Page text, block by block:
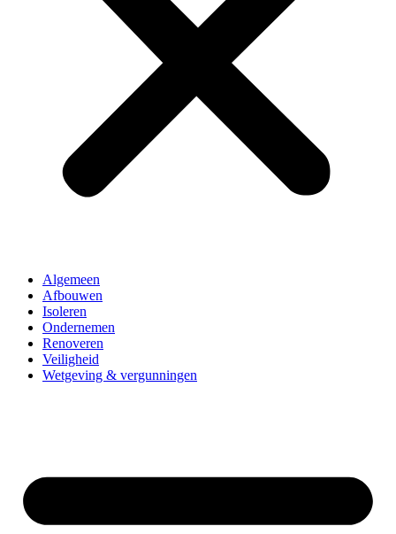
Algemeen
Afbouwen
Isoleren
Ondernemen
Renoveren
Veiligheid
Wetgeving & vergunningen